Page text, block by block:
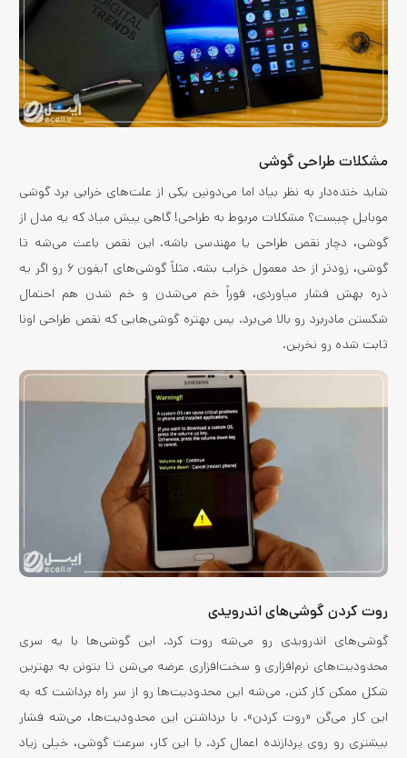
مشکلات طراحی گوشی
شاید خند‌ه‌دار به نظر بیاد اما می‌دونین یکی از علت‌های خرابی برد گوشی
موبایل چیست؟ مشکلات مربوط به طراحی! گاهی پیش میاد که یه مدل از
گوشی، دچار نقص طراحی یا مهندسی باشه. این نقص باعث می‌شه تا
گوشی، زودتر از حد معمول خراب بشه. مثلاً گوشی‌های آیفون ۶ رو اگر یه
ذره بهش فشار میاوردی، فوراً خم می‌شدن و خم شدن هم احتمال
شکستن مادربرد رو بالا می‌برد. پس بهتره گوشی‌هایی که نقص طراحی اونا
ثابت شده رو نخرین.
روت کردن گوشی‌های اندرویدی
گوشی‌های اندرویدی رو می‌شه روت کرد. این گوشی‌ها با یه سری
محدودیت‌های نرم‌افزاری و سخت‌افزاری عرضه می‌شن تا بتونن به بهترین
شکل ممکن کار کنن. می‌شه این محدودیت‌ها رو از سر راه برداشت که به
این کار می‌گن «روت کردن». با برداشتن این محدودیت‌ها، می‌شه فشار
بیشتری رو روی پردازنده اعمال کرد. با این کار، سرعت گوشی، خیلی زیاد